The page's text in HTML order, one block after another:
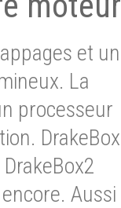
et un
La
processeur
DrakeBox
Aussi